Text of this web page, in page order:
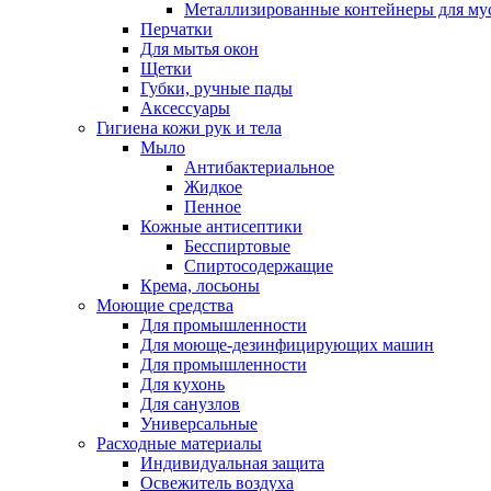
Металлизированные контейнеры для
Перчатки
Для мытья окон
Щетки
Губки, ручные пады
Аксессуары
Гигиена кожи рук и тела
Мыло
Антибактериальное
Жидкое
Пенное
Кожные антисептики
Бесспиртовые
Cпиртосодержащие
Крема, лосьоны
Моющие средства
Для промышленности
Для моюще-дезинфицирующих машин
Для промышленности
Для кухонь
Для санузлов
Универсальные
Расходные материалы
Индивидуальная защита
Освежитель воздуха